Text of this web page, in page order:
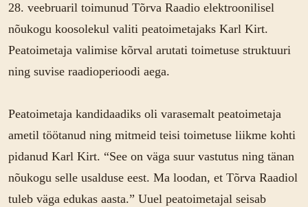
28. veebruaril toimunud Tõrva Raadio elektroonilisel
nõukogu koosolekul valiti peatoimetajaks Karl Kirt.
Peatoimetaja valimise kõrval arutati toimetuse struktuuri
ning suvise raadioperioodi aega.
Peatoimetaja kandidaadiks oli varasemalt peatoimetaja
ametil töötanud ning mitmeid teisi toimetuse liikme kohti
pidanud Karl Kirt. “See on väga suur vastutus ning tänan
nõukogu selle usalduse eest. Ma loodan, et Tõrva Raadiol
tuleb väga edukas aasta.” Uuel peatoimetajal seisab